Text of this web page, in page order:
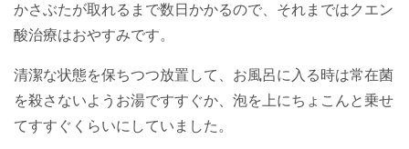
かさぶたが取れるまで数日かかるので、それまではクエン
酸治療はおやすみです。
清潔な状態を保ちつつ放置して、お風呂に入る時は常在菌
を殺さないようお湯ですすぐか、泡を上にちょこんと乗せ
てすすぐくらいにしていました。